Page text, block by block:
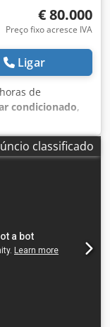
€ 80.000
Preço fixo acresce IVA
Ligar
de
condicionado,
kg Dimensões
Nwukokhek =
lubrificação
classificado